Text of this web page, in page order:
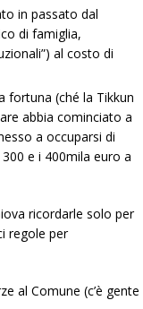
in passato dal
di famiglia,
al costo di
fortuna (ché la Tikkun
abbia cominciato a
a occuparsi di
e i 400mila euro a
ricordarle solo per
regole per
al Comune (c’è gente